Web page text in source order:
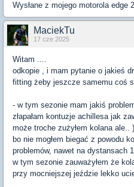
Wysłane z mojego motorola edge
MaciekTu
17 cze 2025
Witam ....
odkopie , i mam pytanie o jakieś
fitting żeby jeszcze samemu coś
- w tym sezonie mam jakiś
złapałam kontuzje achillesa jak
może troche zużyłem kolana ale..
bo nie mogłem biegać z powodu
problemów, nawet na dystansach
w tym sezonie zauważyłem że
przy mocniejszej jeździe lekko